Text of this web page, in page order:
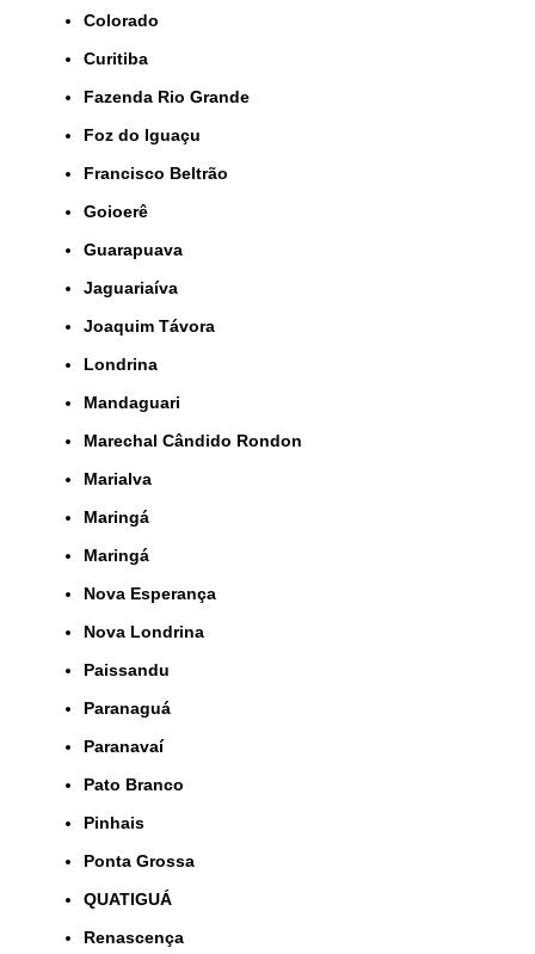
Colorado
Curitiba
Fazenda Rio Grande
Foz do Iguaçu
Francisco Beltrão
Goioerê
Guarapuava
Jaguariaíva
Joaquim Távora
Londrina
Mandaguari
Marechal Cândido Rondon
Marialva
Maringá
Maringá
Nova Esperança
Nova Londrina
Paissandu
Paranaguá
Paranavaí
Pato Branco
Pinhais
Ponta Grossa
QUATIGUÁ
Renascença